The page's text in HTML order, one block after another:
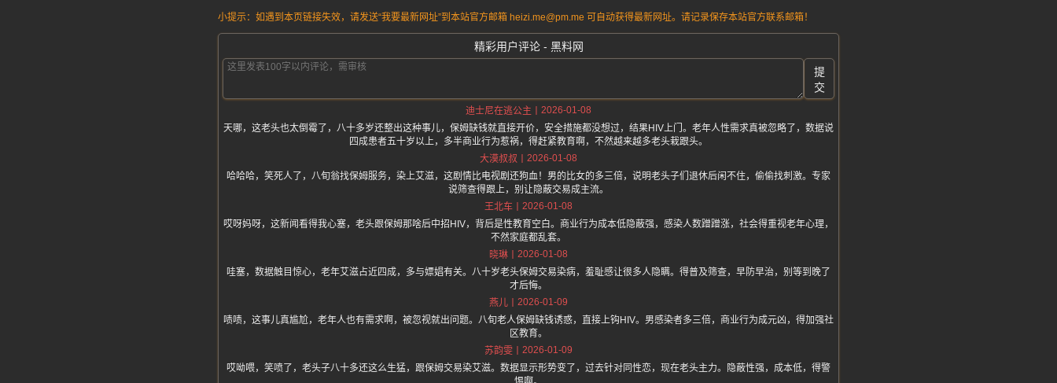
小提示：如遇到本页链接失效，请发送“我要最新网址”到本站官方邮箱 heizi.me@pm.me 可自动获得最新网址。请记录保存本站官方联系邮箱！
精彩用户评论 - 黑料网
提
交
迪士尼在逃公主
2026-01-08
天哪，这老头也太倒霉了，八十多岁还整出这种事儿，保姆缺钱就直接开价，安全措施都没想过，结果HIV上门。老年人性需求真被忽略了，数据说
四成患者五十岁以上，多半商业行为惹祸，得赶紧教育啊，不然越来越多老头栽跟头。
大漠叔叔
2026-01-08
哈哈哈，笑死人了，八旬翁找保姆服务，染上艾滋，这剧情比电视剧还狗血！男的比女的多三倍，说明老头子们退休后闲不住，偷偷找刺激。专家
说筛查得跟上，别让隐蔽交易成主流。
王北车
2026-01-08
哎呀妈呀，这新闻看得我心塞，老头跟保姆那啥后中招HIV，背后是性教育空白。商业行为成本低隐蔽强，感染人数蹭蹭涨，社会得重视老年心理，
不然家庭都乱套。
晓琳
2026-01-08
哇塞，数据触目惊心，老年艾滋占近四成，多与嫖娼有关。八十岁老头保姆交易染病，羞耻感让很多人隐瞒。得普及筛查，早防早治，别等到晚了
才后悔。
燕儿
2026-01-09
啧啧，这事儿真尴尬，老年人也有需求啊，被忽视就出问题。八旬老人保姆缺钱诱惑，直接上钩HIV。男感染者多三倍，商业行为成元凶，得加强社
区教育。
苏韵雯
2026-01-09
哎呦喂，笑喷了，老头子八十多还这么生猛，跟保姆交易染艾滋。数据显示形势变了，过去针对同性恋，现在老头主力。隐蔽性强，成本低，得警